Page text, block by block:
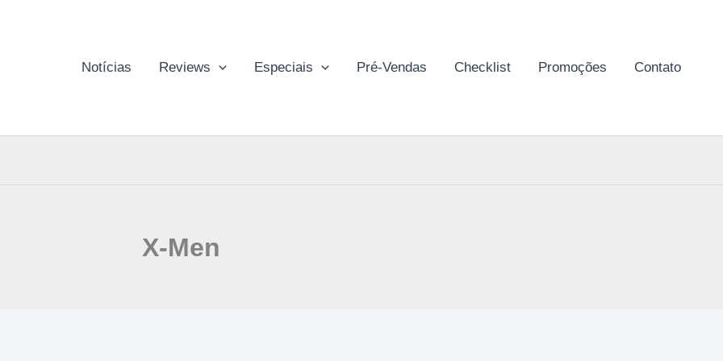
Notícias Reviews Especiais Pré-Vendas Checklist Promoções Contato
X-Men